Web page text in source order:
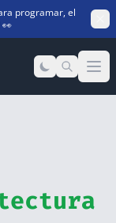
programar, el
👀